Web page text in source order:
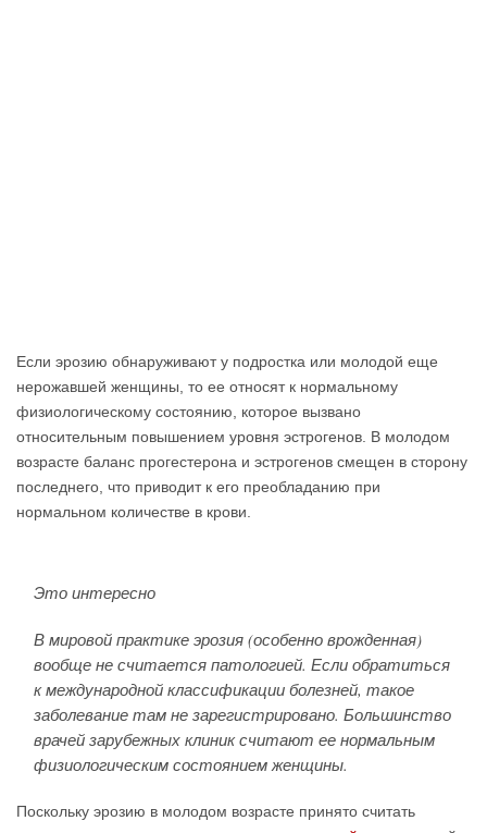
Если эрозию обнаруживают у подростка или молодой еще
нерожавшей женщины, то ее относят к нормальному
физиологическому состоянию, которое вызвано
относительным повышением уровня эстрогенов. В молодом
возрасте баланс прогестерона и эстрогенов смещен в сторону
последнего, что приводит к его преобладанию при
нормальном количестве в крови.
Это интересно
В мировой практике эрозия (особенно врожденная)
вообще не считается патологией. Если обратиться
к международной классификации болезней, такое
заболевание там не зарегистрировано. Большинство
врачей зарубежных клиник считают ее нормальным
физиологическим состоянием женщины.
Поскольку эрозию в молодом возрасте принято считать